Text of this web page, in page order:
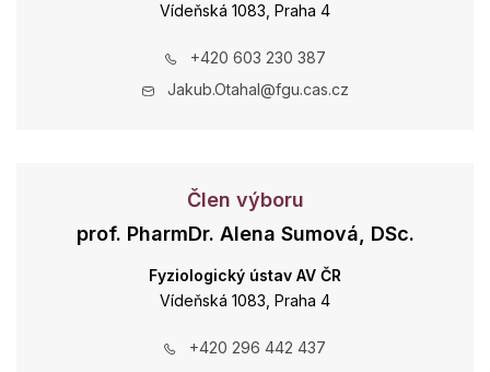
Vídeňská 1083, Praha 4
+420 603 230 387
Jakub.Otahal@fgu.cas.cz
Člen výboru
prof. PharmDr. Alena Sumová, DSc.
Fyziologický ústav AV ČR
Vídeňská 1083, Praha 4
+420 296 442 437